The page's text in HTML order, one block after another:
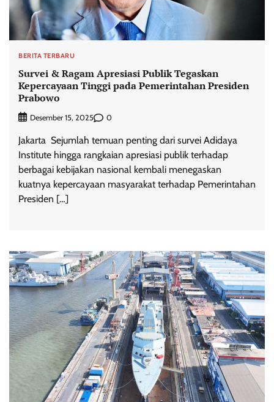
BERITA TERBARU
Survei & Ragam Apresiasi Publik Tegaskan
Kepercayaan Tinggi pada Pemerintahan Presiden
Prabowo
Desember 15, 2025 0
Jakarta  Sejumlah temuan penting dari survei Adidaya
Institute hingga rangkaian apresiasi publik terhadap
berbagai kebijakan nasional kembali menegaskan
kuatnya kepercayaan masyarakat terhadap Pemerintahan
Presiden […]